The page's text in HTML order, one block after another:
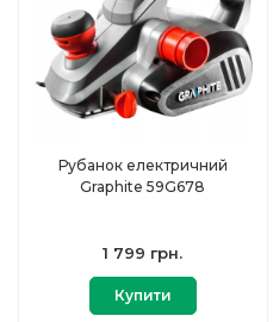
Рубанок електричний
Graphite 59G678
1 799 грн.
Купити